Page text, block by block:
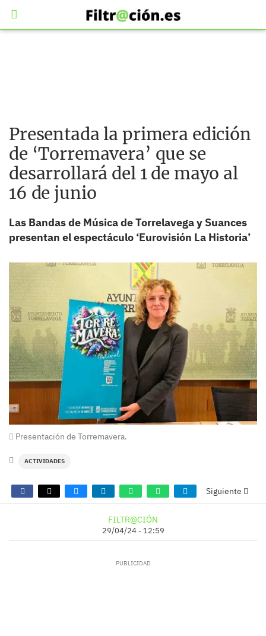
Presentada la primera edición
de ‘Torremavera’ que se
desarrollará del 1 de mayo al
16 de junio
Las Bandas de Música de Torrelavega y Suances
presentan el espectáculo ‘Eurovisión La Historia’
Presentación de Torremavera.
ACTIVIDADES
Siguiente
FILTR@CIÓN
29/04/24 - 12:59